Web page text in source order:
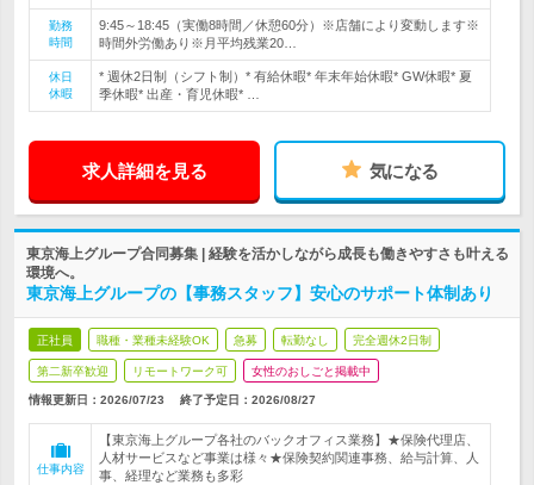
勤務
時間
9:45～18:45（実働8時間／休憩60分）※店舗により変動します※
時間外労働あり※月平均残業20…
休日
休暇
* 週休2日制（シフト制）* 有給休暇* 年末年始休暇* GW休暇* 夏
季休暇* 出産・育児休暇* …
求人詳細を見る 気になる
東京海上グループ合同募集 | 経験を活かしながら成長も働きやすさも叶える
環境へ。
東京海上グループの【事務スタッフ】安心のサポート体制あり
正社員 職種・業種未経験OK 急募 転勤なし 完全週休2日制
第二新卒歓迎 リモートワーク可 女性のおしごと掲載中
情報更新日：2026/07/23 終了予定日： 2026/08/27
仕事内容
【東京海上グループ各社のバックオフィス業務】★保険代理店、
人材サービスなど事業は様々★保険契約関連事務、給与計算、人
事、経理など業務も多彩